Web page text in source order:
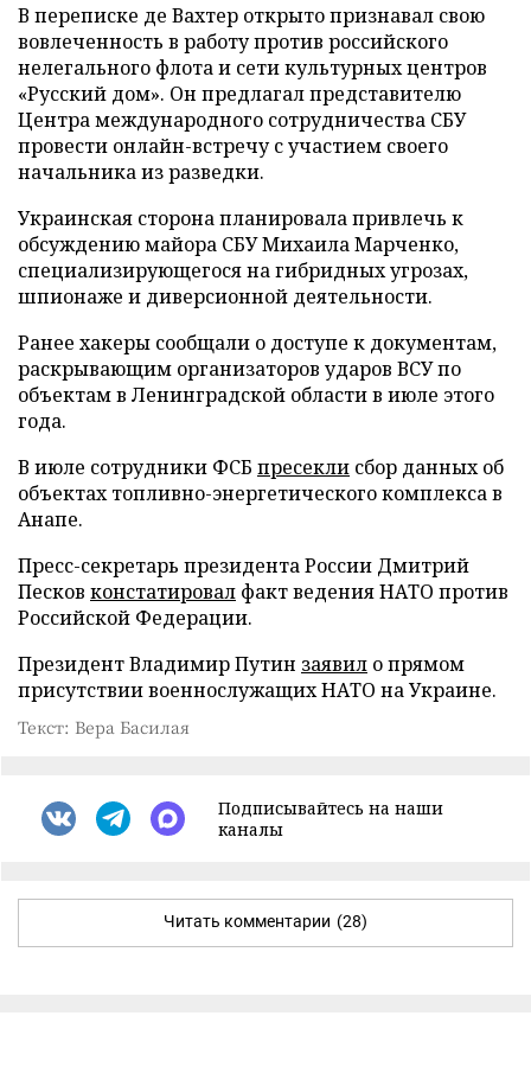
В переписке де Вахтер открыто признавал свою
вовлеченность в работу против российского
нелегального флота и сети культурных центров
«Русский дом». Он предлагал представителю
Центра международного сотрудничества СБУ
провести онлайн-встречу с участием своего
начальника из разведки.
Украинская сторона планировала привлечь к
обсуждению майора СБУ Михаила Марченко,
специализирующегося на гибридных угрозах,
шпионаже и диверсионной деятельности.
Ранее хакеры сообщали о доступе к документам,
раскрывающим организаторов ударов ВСУ по
объектам в Ленинградской области в июле этого
года.
В июле сотрудники ФСБ пресекли сбор данных об
объектах топливно-энергетического комплекса в
Анапе.
Пресс-секретарь президента России Дмитрий
Песков констатировал факт ведения НАТО против
Российской Федерации.
Президент Владимир Путин заявил о прямом
присутствии военнослужащих НАТО на Украине.
Текст: Вера Басилая
Подписывайтесь на наши
каналы
Читать комментарии (28)